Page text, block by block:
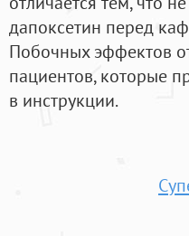
дапоксетин перед
Побочных эффектов
пациентов, которые
в инструкции.